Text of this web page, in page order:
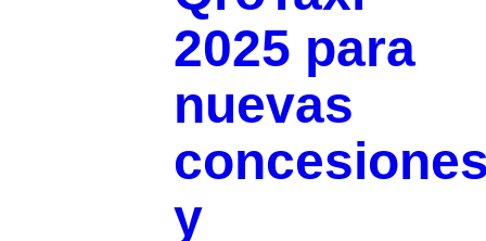
2025 para
nuevas
y